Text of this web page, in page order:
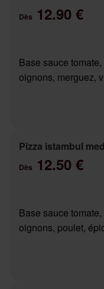
Dès 12.90 €
Base sauce
oignons, merguez,
Pizza istambul
Dès 12.50 €
Base sauce
oignons, poulet,